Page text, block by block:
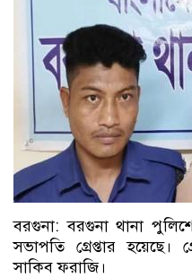
বরগুনা: বরগুনা থানা
সভাপতি গ্রেপ্তার হয়েছে।
সাকিব ফরাজি।